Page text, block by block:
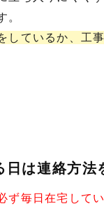
。
しているか、工
は連絡方法
ず毎日在宅して